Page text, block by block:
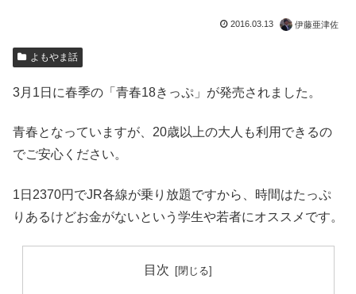
2016.03.13 伊藤亜津佐
よもやま話
3月1日に春季の「青春18きっぷ」が発売されました。
青春となっていますが、20歳以上の大人も利用できるの
でご安心ください。
1日2370円でJR各線が乗り放題ですから、時間はたっぷ
りあるけどお金がないという学生や若者にオススメです。
目次